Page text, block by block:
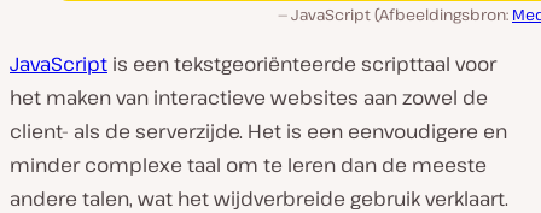
JavaScript (Afbeeldingsbron:
JavaScript is een tekstgeoriënteerde scripttaal voor
het maken van interactieve websites aan zowel de
client- als de serverzijde. Het is een eenvoudigere en
minder complexe taal om te leren dan de meeste
andere talen, wat het wijdverbreide gebruik verklaart.